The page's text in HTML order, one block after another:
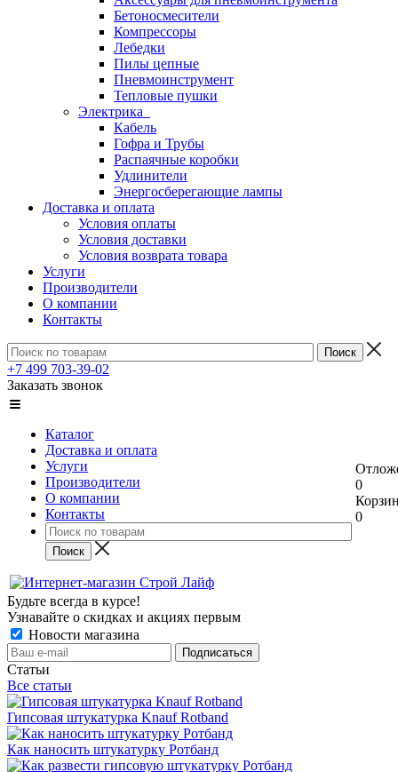
Бетоносмесители
Компрессоры
Лебедки
Пилы цепные
Пневмоинструмент
Тепловые пушки
Электрика
Кабель
Гофра и Трубы
Распаячные коробки
Удлинители
Энергосберегающие лампы
Доставка и оплата
Условия оплаты
Условия доставки
Условия возврата товара
Услуги
Производители
О компании
Контакты
+7 499 703-39-02
Заказать звонок
Каталог
Доставка и оплата
Услуги
Производители
О компании
Контакты
0
0
Будьте всегда в курсе!
Узнавайте о скидках и акциях первым
Новости магазина
Статьи
Все статьи
Гипсовая штукатурка Knauf Rotband
Как наносить штукатурку Ротбанд